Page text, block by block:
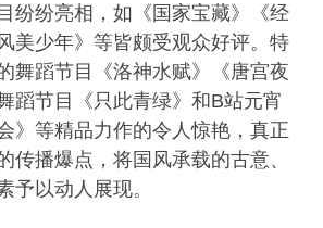
纷纷亮相，如《国家宝藏》《经
美少年》等皆颇受观众好评。特
舞蹈节目《洛神水赋》《唐宫夜
蹈节目《只此青绿》和B站元宵
》等精品力作的令人惊艳，真正
传播爆点，将国风承载的古意、
予以动人展现。